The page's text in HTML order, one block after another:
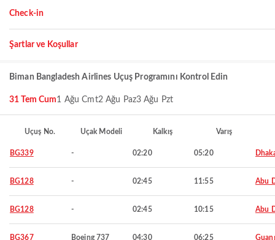
Check-in
Şartlar ve Koşullar
Biman Bangladesh Airlines Uçuş Programını Kontrol Edin
31 Tem Cum1 Ağu Cmt2 Ağu Paz3 Ağu Pzt
Uçuş No. Uçak Modeli Kalkış Varış
BG339 - 02:20 05:20
BG128 - 02:45 11:55 Abu
BG128 - 02:45 10:15 Abu
BG367 Boeing 737 04:30 06:25